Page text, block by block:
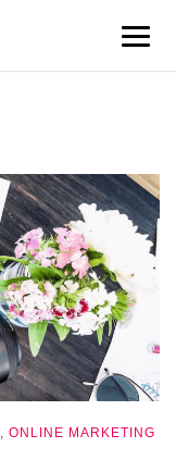
, ONLINE MARKETING